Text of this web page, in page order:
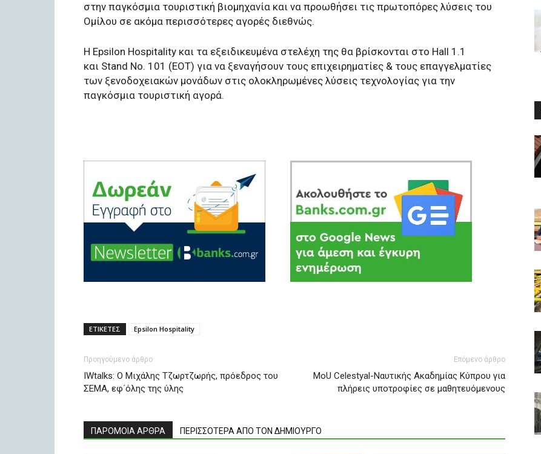
στην παγκόσμια τουριστική βιομηχανία και να προωθήσει τις πρωτοπόρες λύσεις του
Ομίλου σε ακόμα περισσότερες αγορές διεθνώς.
Η Epsilon Hospitality και τα εξειδικευμένα στελέχη της θα βρίσκονται στο Hall 1.1
και Stand Νο. 101 (ΕΟΤ) για να ξεναγήσουν τους επιχειρηματίες & τους επαγγελματίες
των ξενοδοχειακών μονάδων στις ολοκληρωμένες λύσεις τεχνολογίας για την
παγκόσμια τουριστική αγορά.
ΕΤΙΚΕΤΕΣ Epsilon Hospitality
Προηγούμενο άρθρο
IWtalks: Ο Μιχάλης Τζωρτζωρής, πρόεδρος του
ΣΕΜΑ, εφ΄όλης της ύλης
Επόμενο άρθρο
MoU Celestyal-Ναυτικής Ακαδημίας Κύπρου για
πλήρεις υποτροφίες σε μαθητευόμενους
ΠΑΡΟΜΟΙΑ ΑΡΘΡΑ ΠΕΡΙΣΣΟΤΕΡΑ ΑΠΟ ΤΟΝ ΔΗΜΙΟΥΡΓΟ